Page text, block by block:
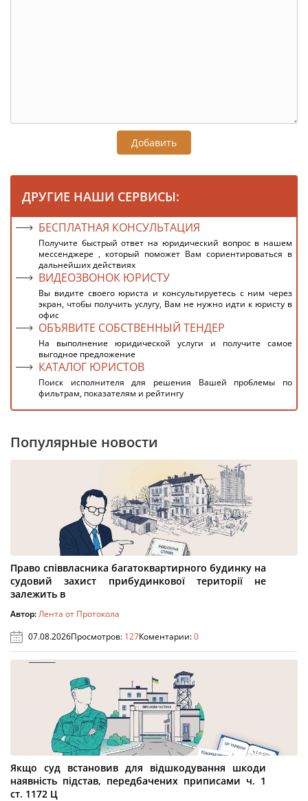
Добавить
ДРУГИЕ НАШИ СЕРВИСЫ:
БЕСПЛАТНАЯ КОНСУЛЬТАЦИЯ
Получите быстрый ответ на юридический вопрос в нашем
мессенджере , который поможет Вам сориентироваться в
дальнейших действиях
ВИДЕОЗВОНОК ЮРИСТУ
Вы видите своего юриста и консультируетесь с ним через
экран, чтобы получить услугу, Вам не нужно идти к юристу в
офис
ОБЪЯВИТЕ СОБСТВЕННЫЙ ТЕНДЕР
На выполнение юридической услуги и получите самое
выгодное предложение
КАТАЛОГ ЮРИСТОВ
Поиск исполнителя для решения Вашей проблемы по
фильтрам, показателям и рейтингу
Популярные новости
Право співвласника багатоквартирного будинку на
судовий захист прибудинкової території не
залежить в
Автор:Лента от Протокола
07.08.2026Просмотров: 127Коментарии:0
Якщо суд встановив для відшкодування шкоди
наявність підстав, передбачених приписами ч. 1
ст. 1172 Ц